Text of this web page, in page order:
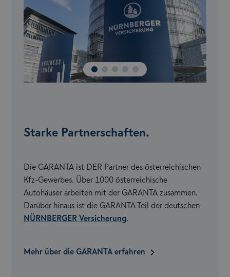
Starke Partnerschaften.
Die GARANTA ist DER Partner des österreichischen
Kfz-Gewerbes. Über 1000 österreichische
Autohäuser arbeiten mit der GARANTA zusammen.
Darüber hinaus ist die GARANTA Teil der deutschen
NÜRNBERGER Versicherung.
Mehr über die GARANTA erfahren